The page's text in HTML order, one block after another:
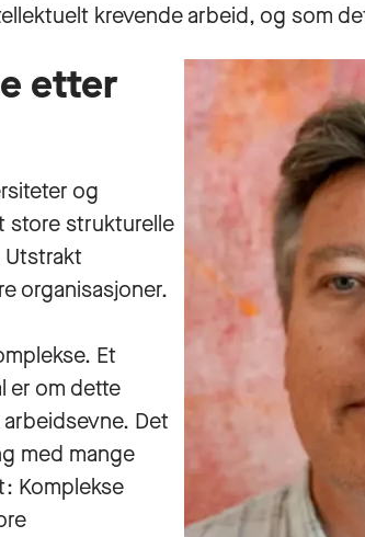
krevende arbeid, og som
etter
og
store strukturelle
Utstrakt
organisasjoner.
Et
er om dette
Det
med mange
Komplekse